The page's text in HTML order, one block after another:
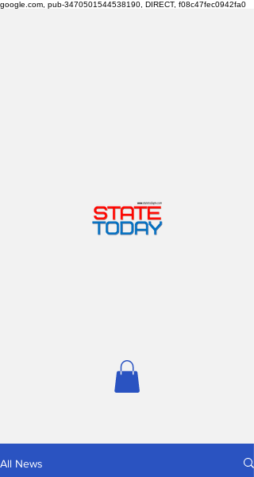
google.com, pub-3470501544538190, DIRECT, f08c47fec0942fa0
All News